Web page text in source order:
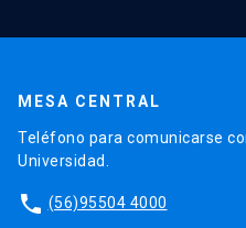
MESA CENTRAL
Teléfono para comunicarse
Universidad.
phone (56)95504 4000